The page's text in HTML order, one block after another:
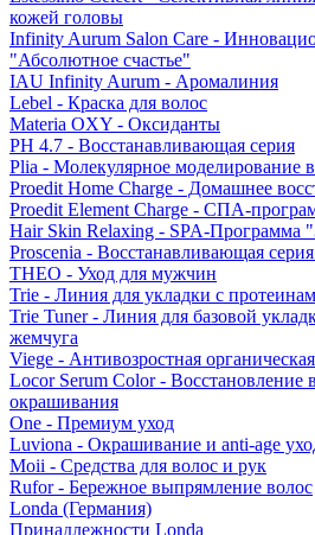
кожей головы
Infinity Aurum Salon Care -
"Абсолютное счастье"
IAU Infinity Aurum - Аромалиния
Lebel - Краска для волос
Materia OXY - Оксиданты
PH 4.7 - Восстанавливающая серия
Plia - Молекулярное моделирование
Proedit Home Charge - Домашнее
Proedit Element Charge - СПА-
Hair Skin Relaxing - SPA-Программа
Proscenia - Восстанавливающая
THEO - Уход для мужчин
Trie - Линия для укладки с
Trie Tuner - Линия для базовой
жемчуга
Viege - Антивозростная
Locor Serum Color - Восстановление
окрашивания
One - Премиум уход
Luviona - Окрашивание и anti-age
Moii - Средства для волос и рук
Rufor - Бережное выпрямление волос
Londa (Германия)
Принадлежности Londa